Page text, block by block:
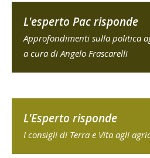
L'esperto Pac risponde
Approfondimenti sulla politica
a cura di Angelo Frascarelli
L'Esperto risponde
I consigli di Terra e Vita agli